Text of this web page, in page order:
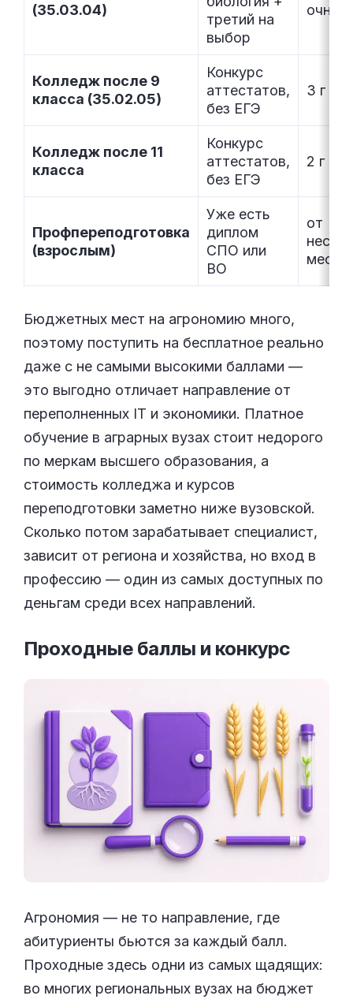
(35.03.04)
третий на
выбор
очно
Колледж после 9
класса (35.02.05)
Конкурс
аттестатов,
без ЕГЭ
3 г 10
Колледж после 11
класса
Конкурс
аттестатов,
без ЕГЭ
2 г 10
Профпереподготовка
(взрослым)
Уже есть
диплом
СПО или
ВО
от
Бюджетных мест на агрономию много,
поэтому поступить на бесплатное реально
даже с не самыми высокими баллами —
это выгодно отличает направление от
переполненных IT и экономики. Платное
обучение в аграрных вузах стоит недорого
по меркам высшего образования, а
стоимость колледжа и курсов
переподготовки заметно ниже вузовской.
Сколько потом зарабатывает специалист,
зависит от региона и хозяйства, но вход в
профессию — один из самых доступных по
деньгам среди всех направлений.
Проходные баллы и конкурс
Агрономия — не то направление, где
абитуриенты бьются за каждый балл.
Проходные здесь одни из самых щадящих:
во многих региональных вузах на бюджет